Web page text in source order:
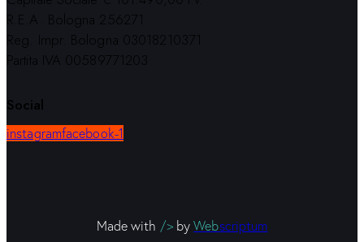
R.E.A. Bologna 256271
Reg. Impr. Bologna 03018210371
Partita IVA 00589771203
Social
instagramfacebook-1
Made with />byWebscriptum